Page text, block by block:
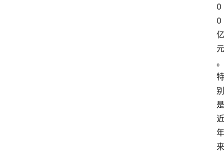
0
0
亿
元
。
特
别
是
近
年
来